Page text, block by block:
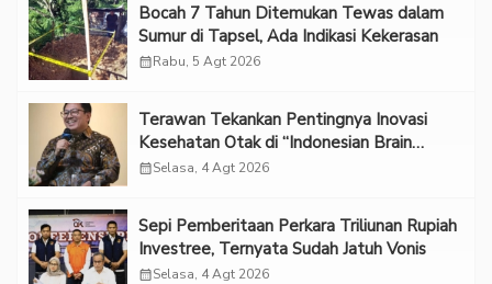
Bocah 7 Tahun Ditemukan Tewas dalam
Sumur di Tapsel, Ada Indikasi Kekerasan
calendar_monthRabu, 5 Agt 2026
Terawan Tekankan Pentingnya Inovasi
Kesehatan Otak di “Indonesian Brain
Forum 2026 UPN Veteran Jakarta”
calendar_monthSelasa, 4 Agt 2026
Sepi Pemberitaan Perkara Triliunan Rupiah
Investree, Ternyata Sudah Jatuh Vonis
calendar_monthSelasa, 4 Agt 2026